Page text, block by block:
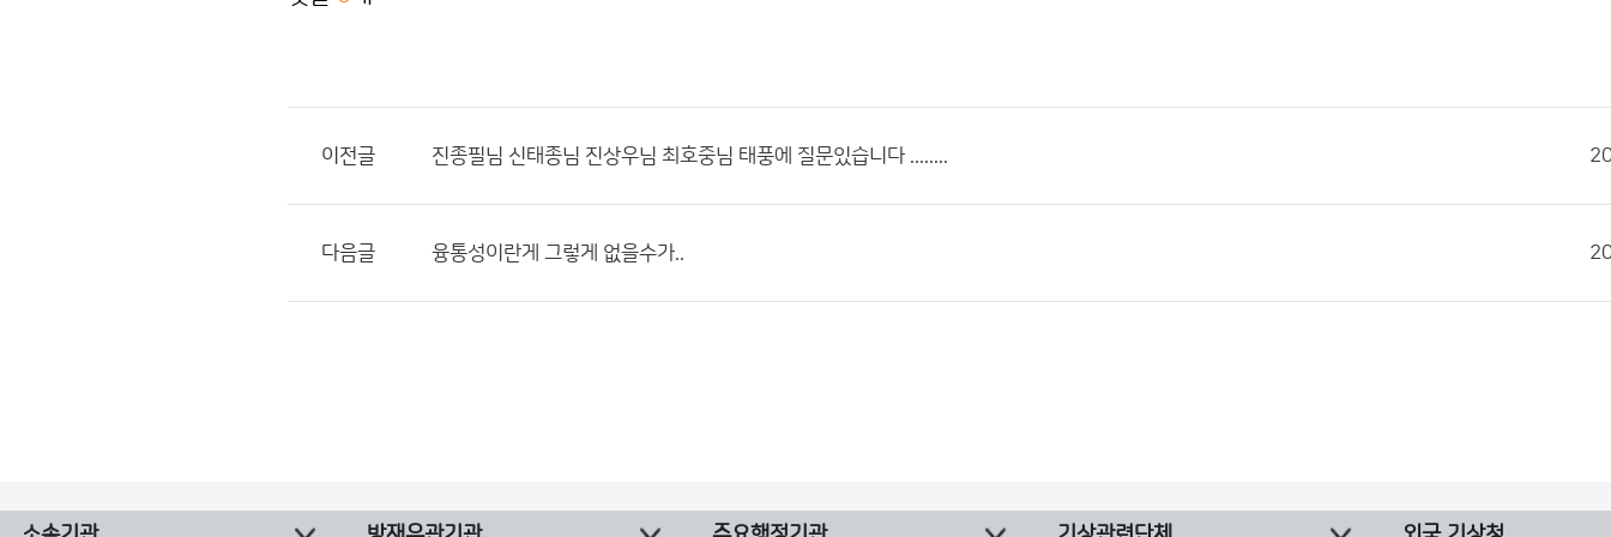
이전글 진종필님 신태종님 진상우님 최호중님 태풍에 질문있습니다 ........
다음글 융통성이란게 그렇게 없을수가..